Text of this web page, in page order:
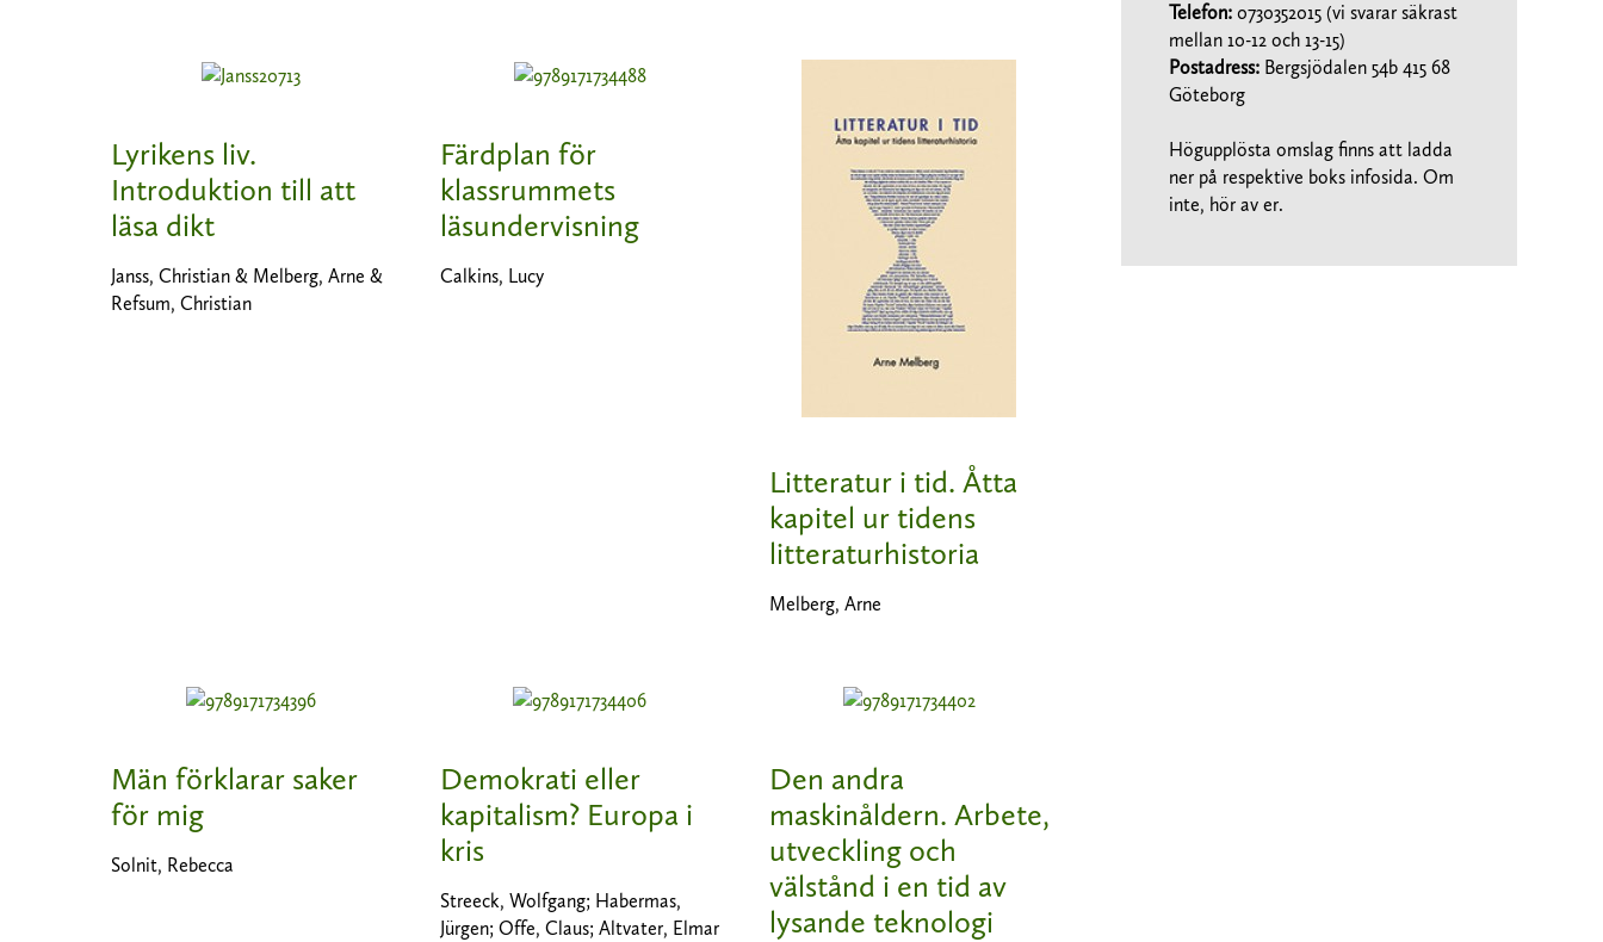
Lyrikens liv.
Introduktion till att
läsa dikt
Janss, Christian & Melberg, Arne &
Refsum, Christian
Färdplan för
klassrummets
läsundervisning
Calkins, Lucy
Litteratur i tid. Åtta
kapitel ur tidens
litteraturhistoria
Melberg, Arne
Män förklarar saker
för mig
Solnit, Rebecca
Demokrati eller
kapitalism? Europa i
kris
Streeck, Wolfgang; Habermas,
Jürgen; Offe, Claus; Altvater, Elmar
Den andra
maskinåldern. Arbete,
utveckling och
välstånd i en tid av
lysande teknologi
Telefon: 0730352015 (vi svarar säkrast
mellan 10-12 och 13-15)
Postadress: Bergsjödalen 54b 415 68
Göteborg
Högupplösta omslag finns att ladda
ner på respektive boks infosida. Om
inte, hör av er.